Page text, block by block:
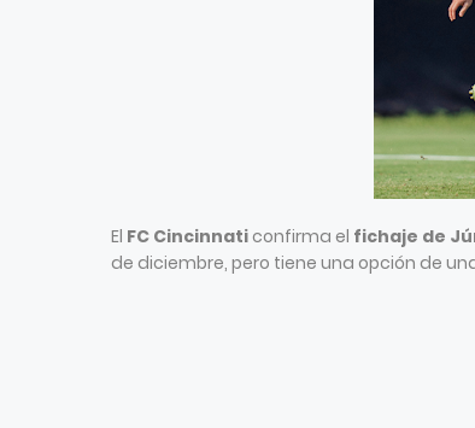
El FC Cincinnati confirma el fichaje de
de diciembre, pero tiene una opción de